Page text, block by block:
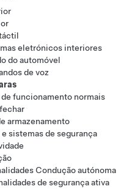
eletrónicos interiores
do automóvel
de voz
de funcionamento normais
armazenamento
e sistemas de segurança
Condução autónoma
de segurança ativa